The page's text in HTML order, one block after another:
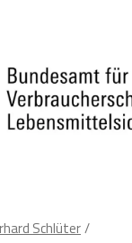
Schlüter